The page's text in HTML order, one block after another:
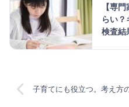
【専
らい？
検査結
子育てにも役立つ。考え方